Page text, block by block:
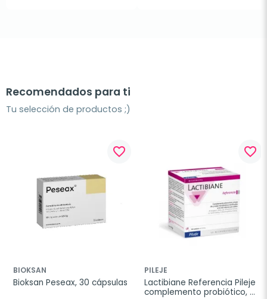
Recomendados para ti
Tu selección de productos ;)
favorite_border
BIOKSAN
Bioksan Peseax, 30 cápsulas
favorite_border
PILEJE
Lactibiane Referencia Pileje
complemento probiótico,